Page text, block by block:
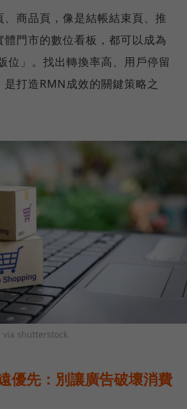
、商品頁，像是結帳結束頁、推
體門市的數位看板，都可以成為
位」。找出轉換率高、用戶停留
是打造RMN成效的關鍵策略之
via shutterstock
優先：別讓廣告破壞消費